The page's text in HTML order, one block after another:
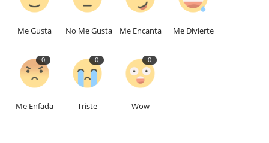
Me Gusta No Me Gusta Me Encanta Me Divierte
0
Me Enfada
0
Triste
0
Wow